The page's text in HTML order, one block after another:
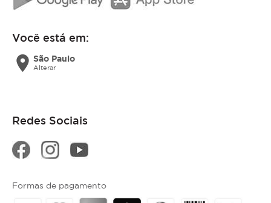
Você está em:
location_on São Paulo
Alterar
Redes Sociais
Formas de pagamento